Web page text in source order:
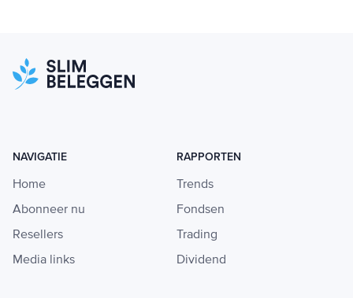
NAVIGATIE
Home
Abonneer nu
Resellers
Media links
RAPPORTEN
Trends
Fondsen
Trading
Dividend